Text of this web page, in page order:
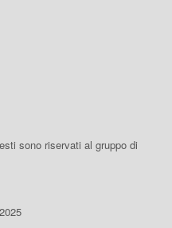
sono riservati al gruppo di